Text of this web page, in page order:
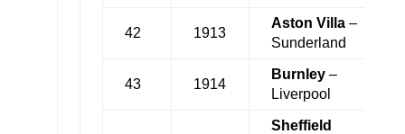
42 1913
Aston Villa–
Sunderland
43 1914
Burnley–
Liverpool
Sheffield